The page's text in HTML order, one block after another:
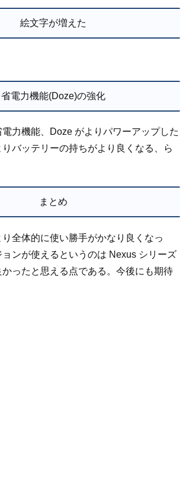
絵文字が増えた
省電力機能(Doze)の強化
力機能、Doze がよりパワーアップした
バッテリーの持ちがより良くなる、ら
まとめ
全体的に使い勝手がかなり良くなっ
ンが使えるというのは Nexus シリーズ
ったと思える点である。今後にも期待